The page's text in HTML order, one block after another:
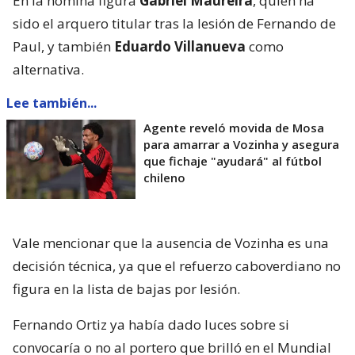
sido el arquero titular tras la lesión de Fernando de
Paul, y también Eduardo Villanueva como
alternativa.
Lee también...
Agente reveló movida de Mosa
para amarrar a Vozinha y asegura
que fichaje "ayudará" al fútbol
chileno
Vale mencionar que la ausencia de Vozinha es una
decisión técnica, ya que el refuerzo caboverdiano no
figura en la lista de bajas por lesión.
Fernando Ortiz ya había dado luces sobre si
convocaría o no al portero que brilló en el Mundial